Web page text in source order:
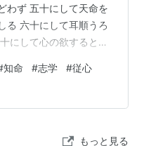
わず 五十にして天命を
る 六十にして耳順うろ
にして心の欲するとこ
私は15歳で学問を志
揺しなくなった。 40
理解の面で不明なとこ
、意見を聞くだけで事
知命 #志学 #従心
もっと見る